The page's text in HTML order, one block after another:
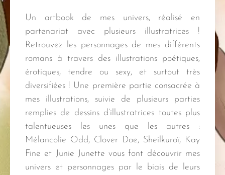
Un artbook de mes univers, réalisé en
partenariat avec plusieurs illustratrices !
Retrouvez les personnages de mes différents
romans à travers des illustrations poétiques,
érotiques, tendre ou sexy, et surtout très
diversifiées ! Une première partie consacrée à
mes illustrations, suivie de plusieurs parties
remplies de dessins d’illustratrices toutes plus
talentueuses les unes que les autres :
Mélancolie Odd, Clover Doe, Sheilkuroï, Kay
Fine et Junie Junette vous font découvrir mes
univers et personnages par le biais de leurs